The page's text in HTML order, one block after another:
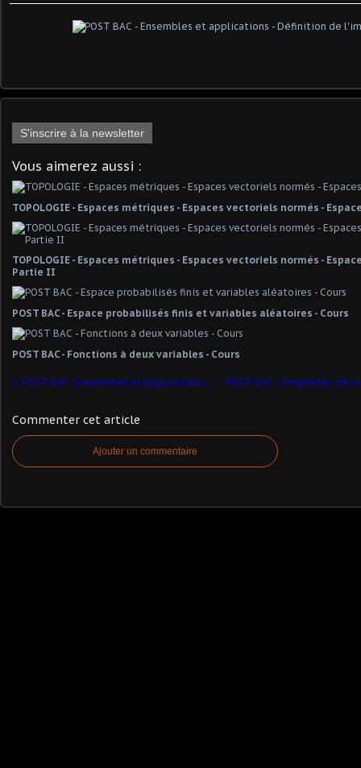
S'inscrire à la newsletter
Vous aimerez aussi :
TOPOLOGIE - Espaces métriques - Espaces vectoriels normés -
TOPOLOGIE - Espaces métriques - Espaces vectoriels normés -
Partie II
POST BAC - Espace probabilisés finis et variables aléatoires - Cours
POST BAC - Fonctions à deux variables - Cours
POST BAC -Ensembles et Applications - Prouver qu'une application est un endomorphisme
Commenter cet article
Ajouter un commentaire